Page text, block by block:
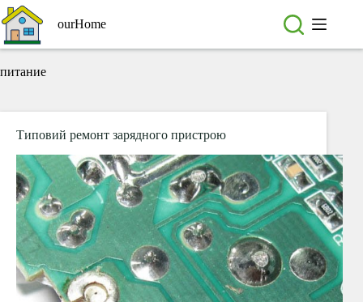
Перейти
до
вмісту
ourHome
питание
Типовий ремонт зарядного пристрою